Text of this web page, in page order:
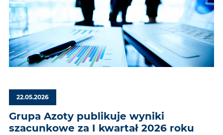
22.05.2026
Grupa Azoty publikuje wyniki
szacunkowe za I kwartał 2026 roku